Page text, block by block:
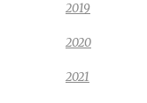
2019
2020
2021